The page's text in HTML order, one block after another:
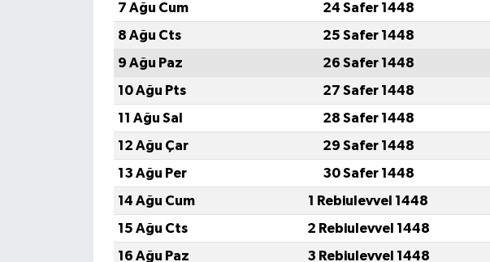
7 Ağu Cum
24 Safer 1448
8 Ağu Cts
25 Safer 1448
9 Ağu Paz
26 Safer 1448
10 Ağu Pts
27 Safer 1448
11 Ağu Sal
28 Safer 1448
12 Ağu Çar
29 Safer 1448
13 Ağu Per
30 Safer 1448
14 Ağu Cum
1 Rebiulevvel 1448
15 Ağu Cts
2 Rebiulevvel 1448
16 Ağu Paz
3 Rebiulevvel 1448